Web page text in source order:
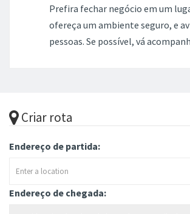
Prefira fechar negócio em um
ofereça um ambiente seguro, e
pessoas. Se possível, vá
Criar rota
Endereço de partida:
Endereço de chegada: